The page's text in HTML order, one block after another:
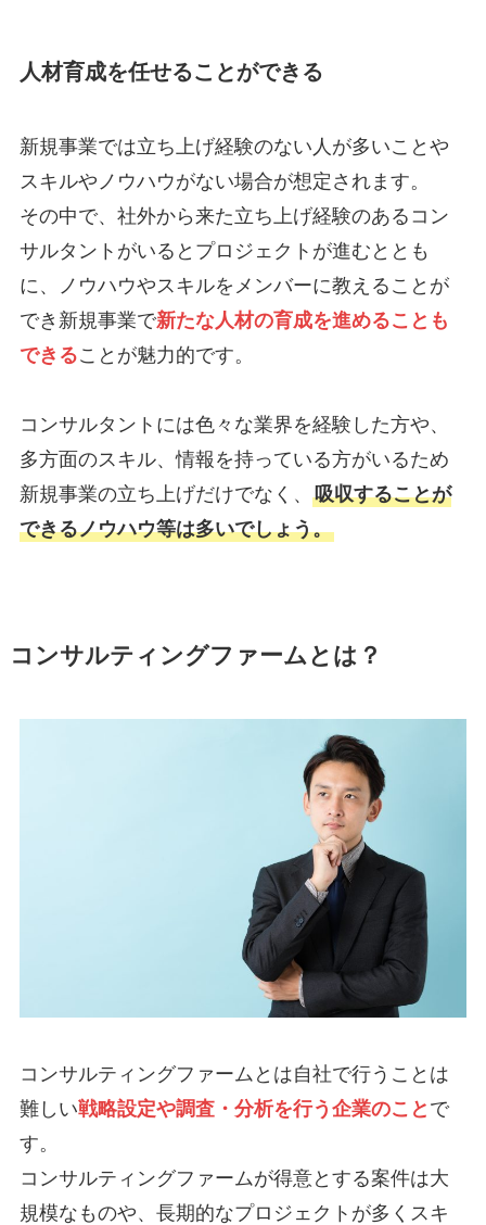
人材育成を任せることができる
新規事業では立ち上げ経験のない人が多いことや
スキルやノウハウがない場合が想定されます。
その中で、社外から来た立ち上げ経験のあるコン
サルタントがいるとプロジェクトが進むととも
に、ノウハウやスキルをメンバーに教えることが
でき新規事業で新たな人材の育成を進めることも
できることが魅力的です。
コンサルタントには色々な業界を経験した方や、
多方面のスキル、情報を持っている方がいるため
新規事業の立ち上げだけでなく、 吸収することが
できるノウハウ等は多いでしょう。
コンサルティングファームとは？
コンサルティングファームとは自社で行うことは
難しい戦略設定や調査・分析を行う企業のこと で
す。
コンサルティングファームが得意とする案件は大
規模なものや、長期的なプロジェクトが多くスキ